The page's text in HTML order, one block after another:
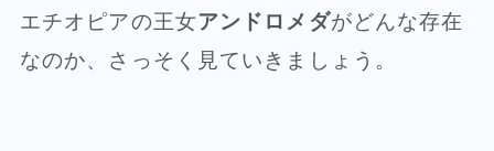
エチオピアの王女アンドロメダがどんな存在
なのか、さっそく見ていきましょう。